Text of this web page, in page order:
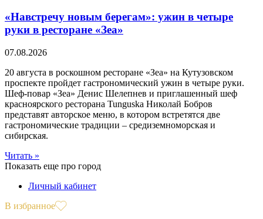
«Навстречу новым берегам»: ужин в четыре
руки в ресторане «Зеа»
07.08.2026
20 августа в роскошном ресторане «Зеа» на Кутузовском
проспекте пройдет гастрономический ужин в четыре руки.
Шеф-повар «Зеа» Денис Шелепнев и приглашенный шеф
красноярского ресторана Tunguska Николай Бобров
представят авторское меню, в котором встретятся две
гастрономические традиции – средиземноморская и
сибирская.
Читать »
Показать еще про город
Личный кабинет
В избранное